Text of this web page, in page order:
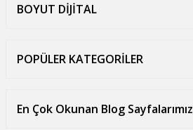
BOYUT DİJİTAL
POPÜLER KATEGORİLER
En Çok Okunan Blog Sayfalarımız